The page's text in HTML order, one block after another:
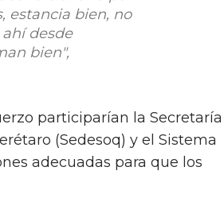
estancia bien, no
desde
bien",
participarían la Secretaría
(Sedesoq) y el Sistema
adecuadas para que los